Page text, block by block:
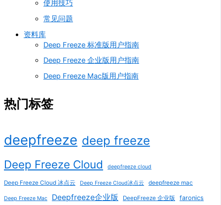
使用技巧
常见问题
资料库
Deep Freeze 标准版用户指南
Deep Freeze 企业版用户指南
Deep Freeze Mac版用户指南
热门标签
deepfreeze deep freeze
Deep Freeze Cloud deepfreeze cloud
Deep Freeze Cloud 冰点云 Deep Freeze Cloud冰点云 deepfreeze mac
Deep Freeze Mac Deepfreeze企业版 DeepFreeze 企业版 faronics